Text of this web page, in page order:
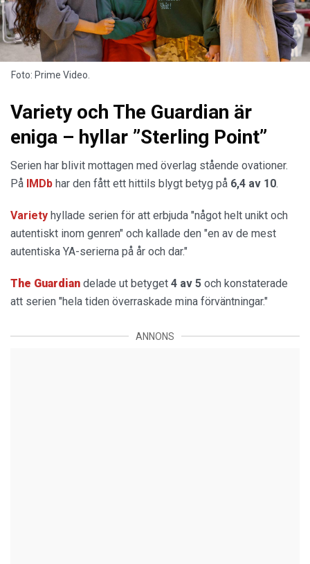
Foto: Prime Video.
Variety och The Guardian är
eniga – hyllar ”Sterling Point”
Serien har blivit mottagen med överlag stående ovationer.
På IMDb har den fått ett hittils blygt betyg på 6,4 av 10.
Variety hyllade serien för att erbjuda "något helt unikt och
autentiskt inom genren" och kallade den "en av de mest
autentiska YA-serierna på år och dar."
The Guardian delade ut betyget 4 av 5 och konstaterade
att serien "hela tiden överraskade mina förväntningar."
ANNONS